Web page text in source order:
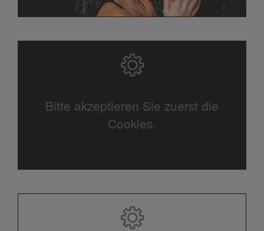
Bitte akzeptieren Sie zuerst die
Cookies.